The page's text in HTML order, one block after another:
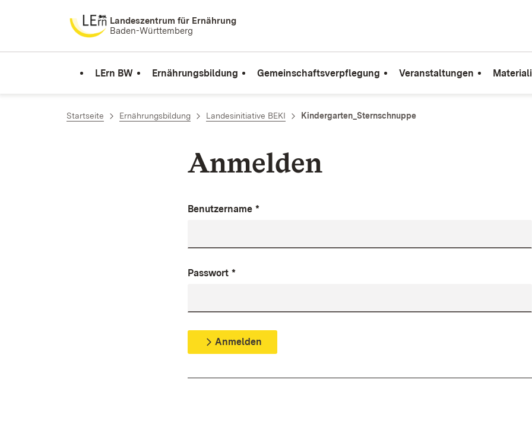
Zum Inhalt springenLandeszentrum für Ernährung
Baden-Württemberg
LErn BW Ernährungsbildung Gemeinschaftsverpflegung Veranstaltungen
Startseite Ernährungsbildung Landesinitiative BEKI Kindergarten_Sternschnuppe
Anmelden
Benutzername *
Passwort *
Anmelden